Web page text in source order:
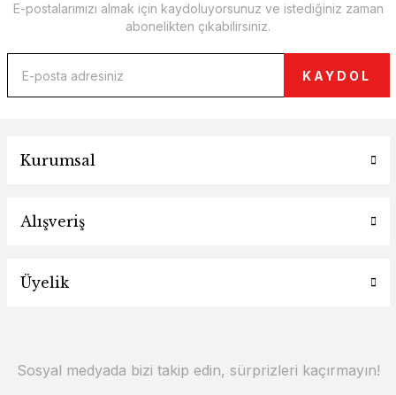
E-postalarımızı almak için kaydoluyorsunuz ve istediğiniz zaman
abonelikten çıkabilirsiniz.
KAYDOL
Kurumsal
Alışveriş
Üyelik
Sosyal medyada bizi takip edin, sürprizleri kaçırmayın!